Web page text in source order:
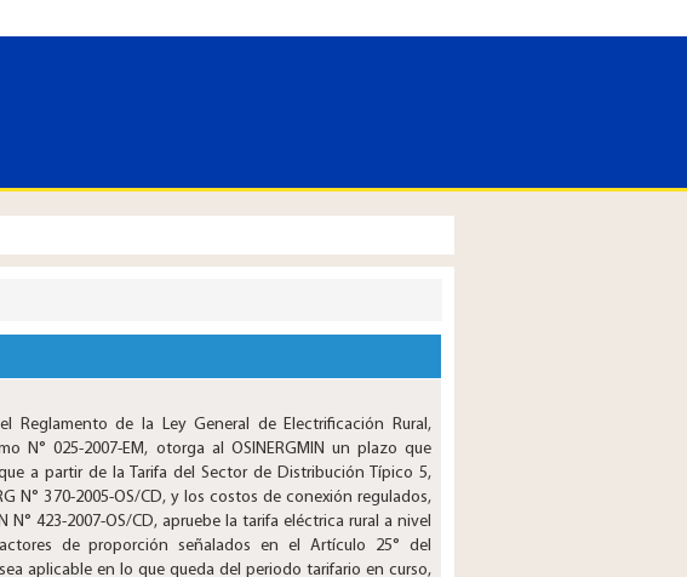
Reglamento de la Ley General de Electrificación Rural,
N° 025-2007-EM, otorga al OSINERGMIN un plazo que
a partir de la Tarifa del Sector de Distribución Típico 5,
N° 370-2005-OS/CD, y los costos de conexión regulados,
N° 423-2007-OS/CD, apruebe la tarifa eléctrica rural a nivel
de proporción señalados en el Artículo 25° del
aplicable en lo que queda del periodo tarifario en curso,